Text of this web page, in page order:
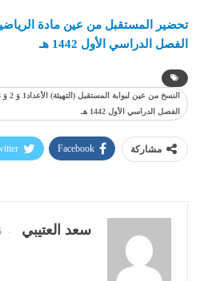
تحضير المستقبل من عين مادة
الفصل الدراسي الأول 1442 هـ
الفصل الدراسي الأول 1442 هـ
مشاركة Facebook
سعد العتيبي